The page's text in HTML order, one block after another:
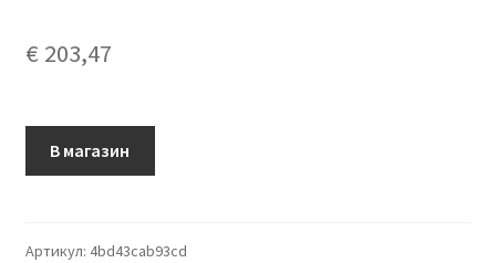
€ 203,47
В магазин
Артикул: 4bd43cab93cd